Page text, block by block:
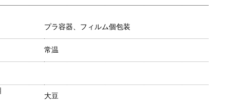
プラ容器、フィルム個包装
常温
大豆